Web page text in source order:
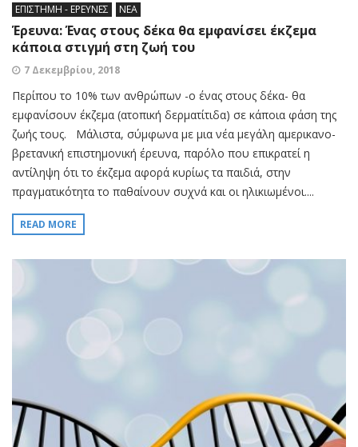
ΕΠΙΣΤΗΜΗ - ΕΡΕΥΝΕΣ ΝΕΑ
Έρευνα: Ένας στους δέκα θα εμφανίσει έκζεμα
κάποια στιγμή στη ζωή του
7 Δεκεμβρίου, 2018
Περίπου το 10% των ανθρώπων -ο ένας στους δέκα- θα
εμφανίσουν έκζεμα (ατοπική δερματίτιδα) σε κάποια φάση της
ζωής τους. Μάλιστα, σύμφωνα με μια νέα μεγάλη αμερικανο-
βρετανική επιστημονική έρευνα, παρόλο που επικρατεί η
αντίληψη ότι το έκζεμα αφορά κυρίως τα παιδιά, στην
πραγματικότητα το παθαίνουν συχνά και οι ηλικιωμένοι....
READ MORE